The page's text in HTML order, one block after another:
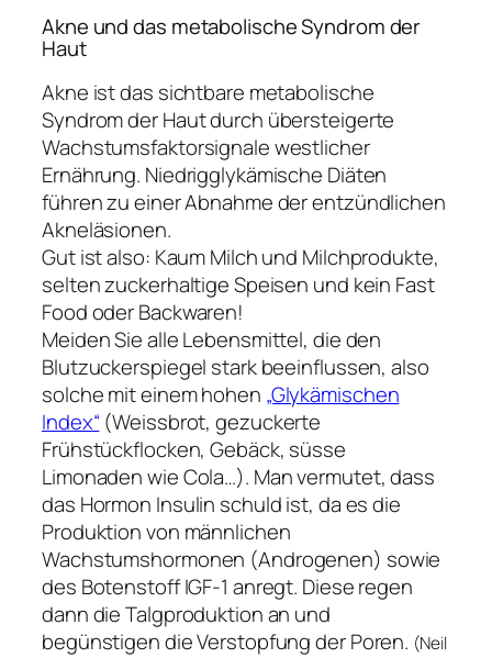
Akne und das metabolische Syndrom der
Haut
Akne ist das sichtbare metabolische
Syndrom der Haut durch übersteigerte
Wachstumsfaktorsignale westlicher
Ernährung. Niedrigglykämische Diäten
führen zu einer Abnahme der entzündlichen
Akneläsionen.
Gut ist also: Kaum Milch und Milchprodukte,
selten zuckerhaltige Speisen und kein Fast
Food oder Backwaren!
Meiden Sie alle Lebensmittel, die den
Blutzuckerspiegel stark beeinflussen, also
solche mit einem hohen „Glykämischen
Index“ (Weissbrot, gezuckerte
Frühstückflocken, Gebäck, süsse
Limonaden wie Cola…). Man vermutet, dass
das Hormon Insulin schuld ist, da es die
Produktion von männlichen
Wachstumshormonen (Androgenen) sowie
des Botenstoff IGF-1 anregt. Diese regen
dann die Talgproduktion an und
begünstigen die Verstopfung der Poren. (Neil